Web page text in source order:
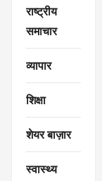
राष्ट्रीय
समाचार
व्यापार
शिक्षा
शेयर बाज़ार
स्वास्थ्य